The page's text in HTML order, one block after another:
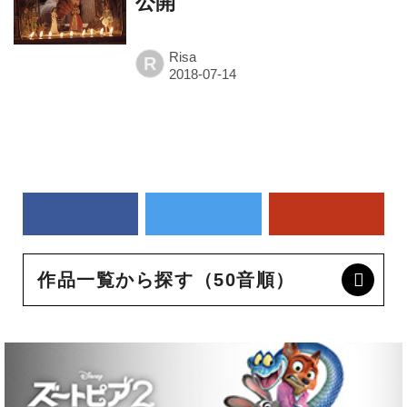
R Risa
作品一覧から探す（50音順）